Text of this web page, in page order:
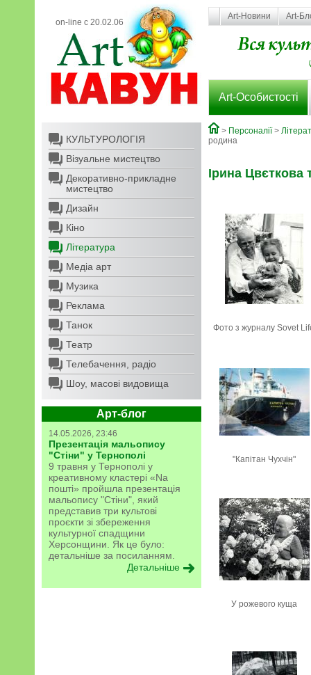
on-line с 20.02.06
Art-Новини Art-
Art-Особистості
КУЛЬТУРОЛОГІЯ
Візуальне мистецтво
Декоративно-прикладне
мистецтво
Дизайн
Кіно
Література
Медіа арт
Музика
Реклама
Танок
Театр
Телебачення, радіо
Шоу, масові видовища
Арт-блог
14.05.2026, 23:46
Презентація мальопису
"Стіни" у Тернополі
9 травня у Тернополі у
креативному кластері «Na
пошті» пройшла презентація
мальопису "Стіни", який
представив три культові
проєкти зі збереження
культурної спадщини
Херсонщини. Як це було:
детальніше за посиланням.
Детальніше
> Персоналії>
родина
Ірина Цвєткова
Фото з журналу Sovet
"Капітан Чухчін"
У рожевого куща